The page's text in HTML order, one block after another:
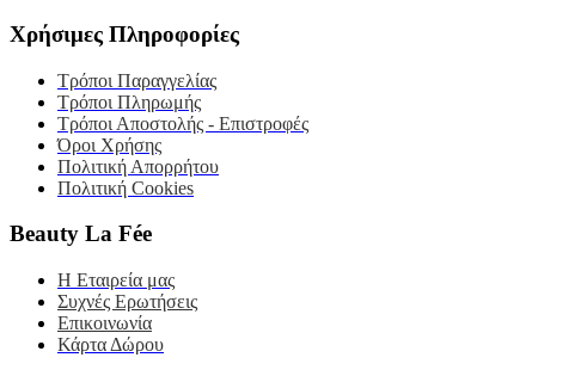
Χρήσιμες Πληροφορίες
Τρόποι Παραγγελίας
Τρόποι Πληρωμής
Τρόποι Αποστολής - Επιστροφές
Όροι Χρήσης
Πολιτική Απορρήτου
Πολιτική Cookies
Beauty La Fée
Η Εταιρεία μας
Συχνές Ερωτήσεις
Επικοινωνία
Κάρτα Δώρου